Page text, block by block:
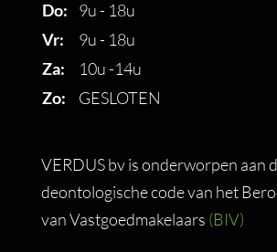
Do:
9u - 18u
Vr:
9u - 18u
Za:
10u -14u
Zo:
GESLOTEN
VERDUS bv is onderworpen aan
deontologische code van het
van Vastgoedmakelaars (BIV)